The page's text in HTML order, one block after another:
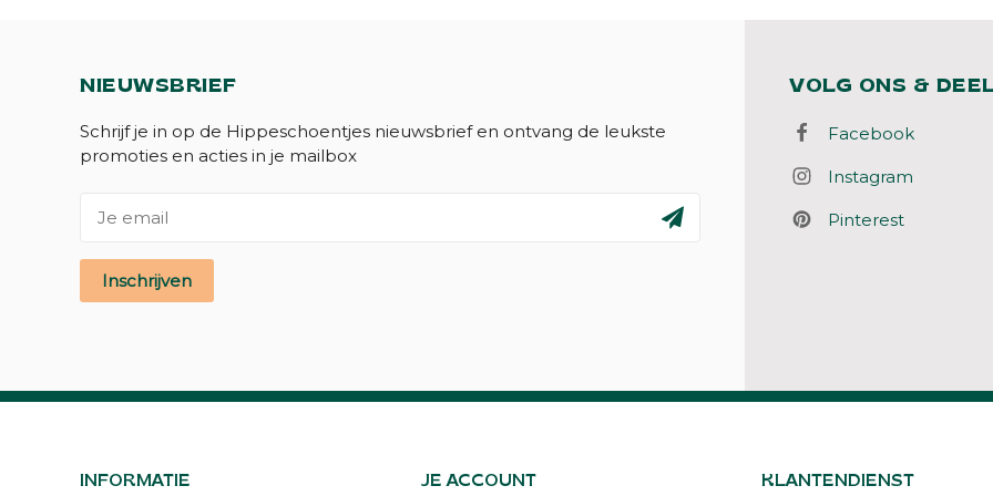
NIEUWSBRIEF
Schrijf je in op de Hippeschoentjes nieuwsbrief en ontvang de leukste
promoties en acties in je mailbox
Inschrijven
VOLG ONS &
Facebook
Instagram
Pinterest
INFORMATIE JE ACCOUNT KLANTENDIENST